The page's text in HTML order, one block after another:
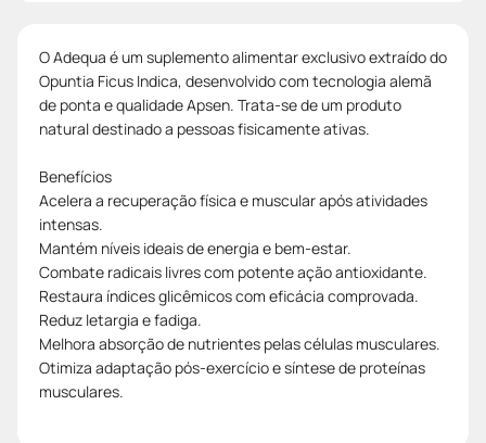
O Adequa é um suplemento alimentar exclusivo extraído do
Opuntia Ficus Indica, desenvolvido com tecnologia alemã
de ponta e qualidade Apsen. Trata-se de um produto
natural destinado a pessoas fisicamente ativas.
Benefícios
Acelera a recuperação física e muscular após atividades
intensas.
Mantém níveis ideais de energia e bem-estar.
Combate radicais livres com potente ação antioxidante.
Restaura índices glicêmicos com eficácia comprovada.
Reduz letargia e fadiga.
Melhora absorção de nutrientes pelas células musculares.
Otimiza adaptação pós-exercício e síntese de proteínas
musculares.